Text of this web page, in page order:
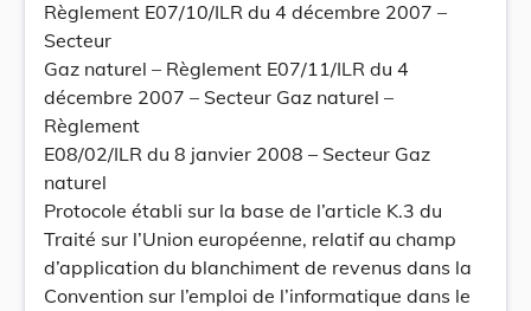
Règlement E07/10/ILR du 4 décembre 2007 –
Secteur
Gaz naturel – Règlement E07/11/ILR du 4
décembre 2007 – Secteur Gaz naturel –
Règlement
E08/02/ILR du 8 janvier 2008 – Secteur Gaz
naturel
Protocole établi sur la base de l’article K.3 du
Traité sur l’Union européenne, relatif au champ
d’application du blanchiment de revenus dans la
Convention sur l’emploi de l’informatique dans le